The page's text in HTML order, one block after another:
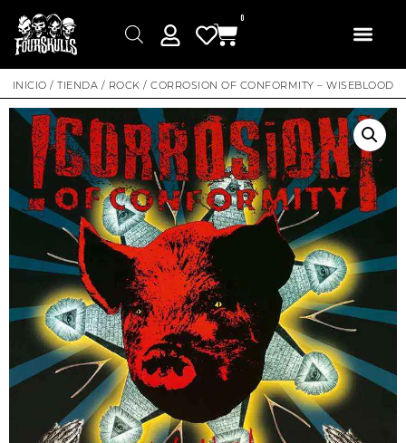
0
INICIO / TIENDA / ROCK / CORROSION OF CONFORMITY – WISEBLOOD